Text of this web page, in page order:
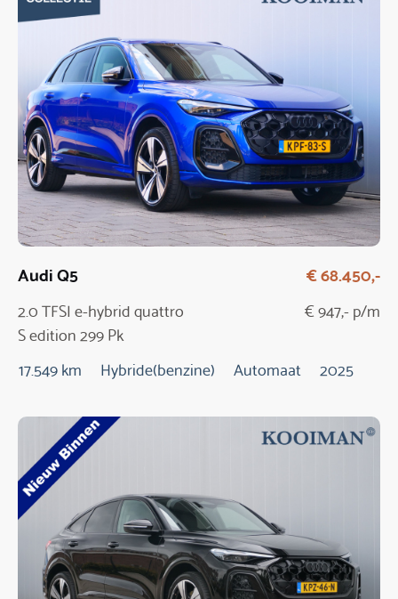
Audi Q5
2.0 TFSI e-hybrid quattro
S edition 299 Pk
Automaat / NIEUW
MODEL
€ 68.450,-
€ 947,- p/m
17.549 km Hybride(benzine) Automaat 2025